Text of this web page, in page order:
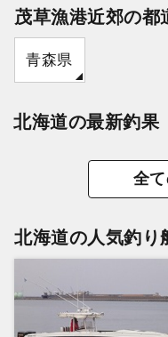
茂草漁港近郊の都
青森県
北海道の最新釣果
全
北海道の人気釣り